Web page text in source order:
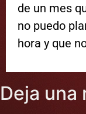
de un mes
no puedo
hora y que
Deja una